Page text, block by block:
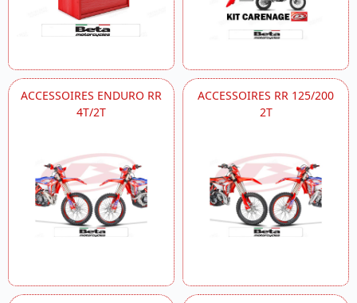
ACCESSOIRES ENDURO RR
4T/2T
ACCESSOIRES RR 125/200
2T